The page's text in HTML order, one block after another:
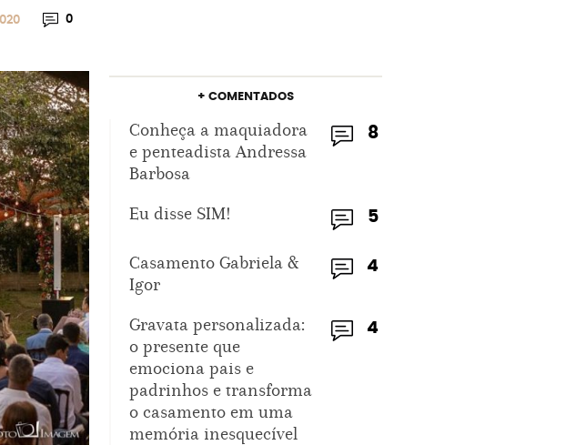
0
+ COMENTADOS
8
Conheça a maquiadora
e penteadista Andressa
Barbosa
5
Eu disse SIM!
4
Casamento Gabriela &
Igor
4
Gravata personalizada:
o presente que
emociona pais e
padrinhos e transforma
o casamento em uma
memória inesquecível